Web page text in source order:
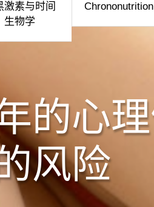
激素与时间
生物学
的心
风险